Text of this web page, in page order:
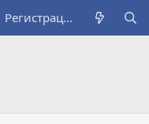
Регистрация